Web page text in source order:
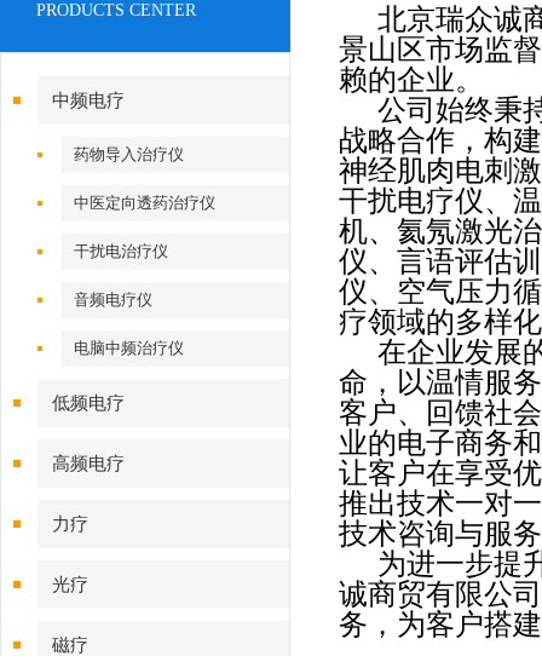
PRODUCTS CENTER
中频电疗
药物导入治疗仪
中医定向透药治疗仪
干扰电治疗仪
音频电疗仪
电脑中频治疗仪
低频电疗
高频电疗
力疗
光疗
磁疗
北京瑞众诚
景山区市场监
赖的企业。
公司始终秉
战略合作，构
神经肌肉电刺
干扰电疗仪、
机、氦氖激光
仪、言语评估
仪、空气压力
疗领域的多样
在企业发展
命，以温情服
客户、回馈社
业的电子商务
让客户在享受
推出技术一对
技术咨询与服
为进一步提
诚商贸有限公
务，为客户搭